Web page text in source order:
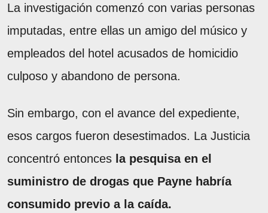
La investigación comenzó con varias personas
imputadas, entre ellas un amigo del músico y
empleados del hotel acusados de homicidio
culposo y abandono de persona.
Sin embargo, con el avance del expediente,
esos cargos fueron desestimados. La Justicia
concentró entonces la pesquisa en el
suministro de drogas que Payne habría
consumido previo a la caída.